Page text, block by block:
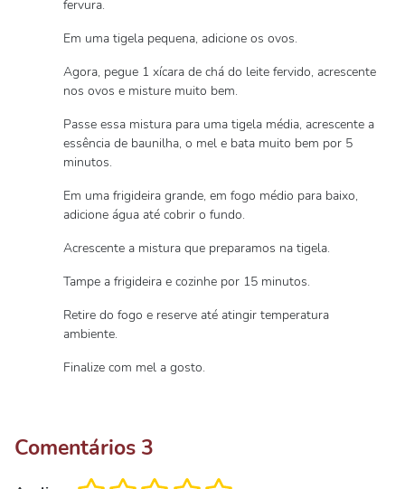
fervura.
Em uma tigela pequena, adicione os ovos.
Agora, pegue 1 xícara de chá do leite fervido, acrescente
nos ovos e misture muito bem.
Passe essa mistura para uma tigela média, acrescente a
essência de baunilha, o mel e bata muito bem por 5
minutos.
Em uma frigideira grande, em fogo médio para baixo,
adicione água até cobrir o fundo.
Acrescente a mistura que preparamos na tigela.
Tampe a frigideira e cozinhe por 15 minutos.
Retire do fogo e reserve até atingir temperatura
ambiente.
Finalize com mel a gosto.
Comentários 3